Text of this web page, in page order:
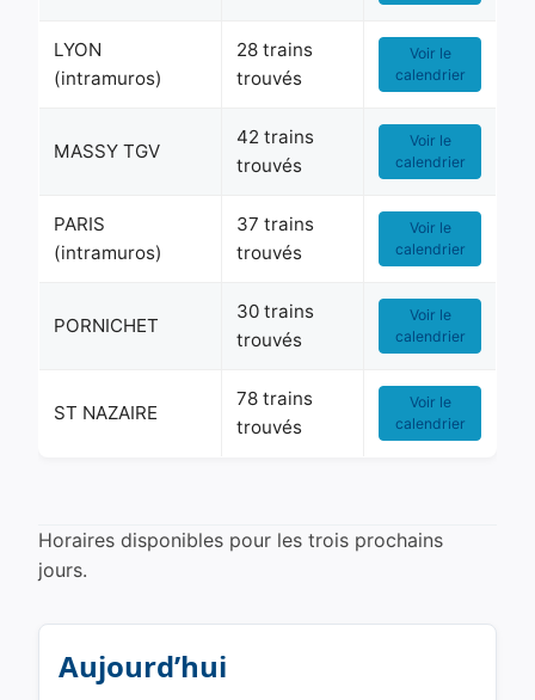
LYON
(intramuros)
28 trains
trouvés
Voir le
calendrier
MASSY TGV
42 trains
trouvés
Voir le
calendrier
PARIS
(intramuros)
37 trains
trouvés
Voir le
calendrier
PORNICHET
30 trains
trouvés
Voir le
calendrier
ST NAZAIRE
78 trains
trouvés
Voir le
calendrier
Horaires disponibles pour les trois prochains
jours.
Aujourd’hui